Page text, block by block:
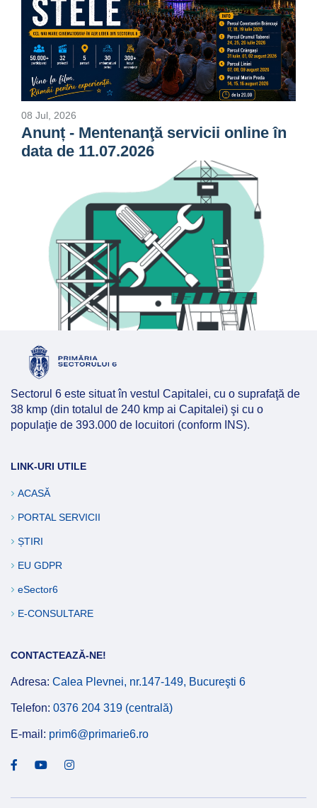
08 Jul, 2026
Anunț - Mentenanţă servicii online în
data de 11.07.2026
Sectorul 6 este situat în vestul Capitalei, cu o suprafaţă de
38 kmp (din totalul de 240 kmp ai Capitalei) şi cu o
populaţie de 393.000 de locuitori (conform INS).
LINK-URI UTILE
ACASĂ
PORTAL SERVICII
ȘTIRI
EU GDPR
eSector6
E-CONSULTARE
CONTACTEAZĂ-NE!
Adresa: Calea Plevnei, nr.147-149, Bucureşti 6
Telefon: 0376 204 319 (centrală)
E-mail: prim6@primarie6.ro